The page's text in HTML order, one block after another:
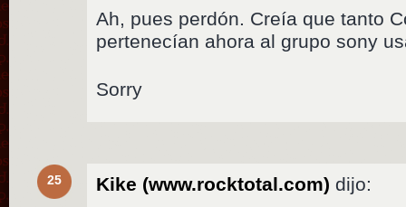
Ah, pues perdón. Creía que tanto
pertenecían ahora al grupo sony
Sorry
25 Kike (www.rocktotal.com) dijo: